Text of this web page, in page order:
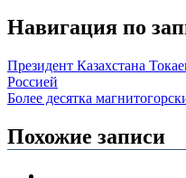
Навигация по
Президент Казахстана
Россией
Более десятка
Похожие записи